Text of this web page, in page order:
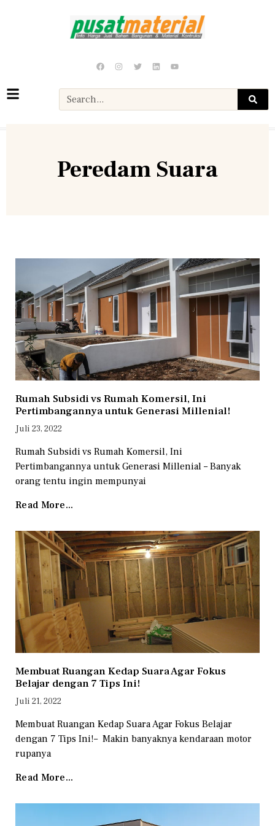
Peredam Suara
Rumah Subsidi vs Rumah Komersil, Ini
Pertimbangannya untuk Generasi Millenial!
Juli 23, 2022
Rumah Subsidi vs Rumah Komersil, Ini
Pertimbangannya untuk Generasi Millenial – Banyak
orang tentu ingin mempunyai
Read More...
Membuat Ruangan Kedap Suara Agar Fokus
Belajar dengan 7 Tips Ini!
Juli 21, 2022
Membuat Ruangan Kedap Suara Agar Fokus Belajar
dengan 7 Tips Ini!– Makin banyaknya kendaraan motor
rupanya
Read More...